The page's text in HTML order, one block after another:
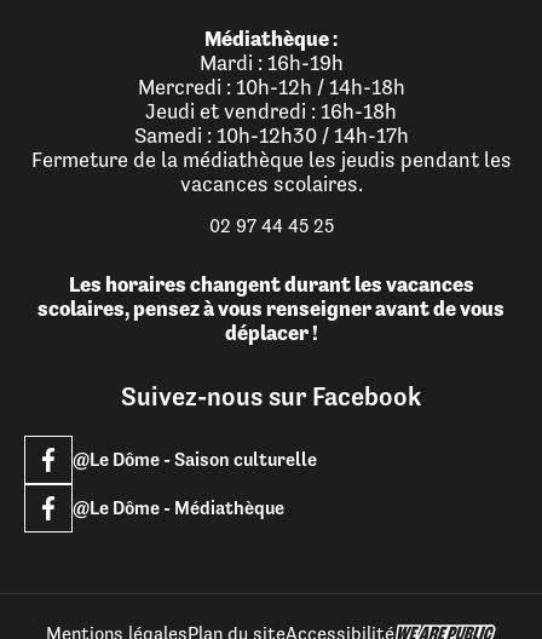
Médiathèque :
Mardi : 16h-19h
Mercredi : 10h-12h / 14h-18h
Jeudi et vendredi : 16h-18h
Samedi : 10h-12h30 / 14h-17h
Fermeture de la médiathèque les jeudis pendant les
vacances scolaires.
02 97 44 45 25
Les horaires changent durant les vacances
scolaires, pensez à vous renseigner avant de vous
déplacer !
Suivez-nous sur Facebook
@Le Dôme - Saison culturelle
@Le Dôme - Médiathèque
Mentions légalesPlan du siteAccessibilité